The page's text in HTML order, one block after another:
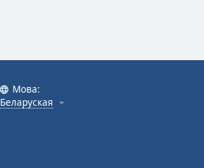
Мова:
Беларуская